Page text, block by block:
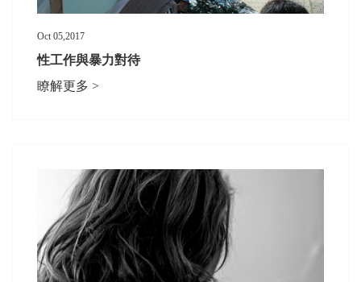
Oct 05,2017
性工作與暴力對待
瞭解更多 >